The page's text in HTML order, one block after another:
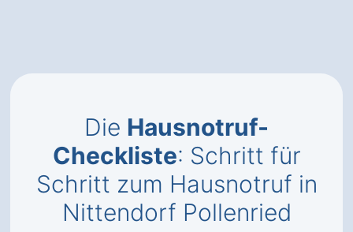
Die Hausnotruf-
Checkliste: Schritt für
Schritt zum Hausnotruf in
Nittendorf Pollenried